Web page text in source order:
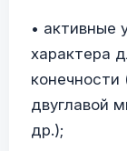
• активные
характера
конечности
двуглавой
др.);